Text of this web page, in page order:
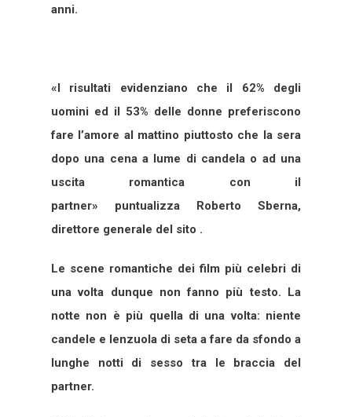
anni.
«I risultati evidenziano che il 62% degli
uomini ed il 53% delle donne preferiscono
fare l’amore al mattino piuttosto che la sera
dopo una cena a lume di candela o ad una
uscita romantica con il
partner» puntualizza Roberto Sberna,
direttore generale del sito .
Le scene romantiche dei film più celebri di
una volta dunque non fanno più testo. La
notte non è più quella di una volta: niente
candele e lenzuola di seta a fare da sfondo a
lunghe notti di sesso tra le braccia del
partner.